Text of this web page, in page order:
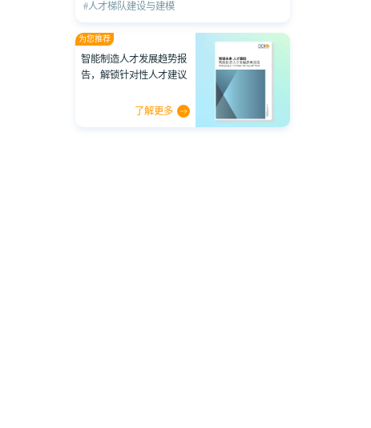
#人才梯队建设与建模
为您推荐
智能制造人才发展趋势报
告，解锁针对性人才建议
了解更多